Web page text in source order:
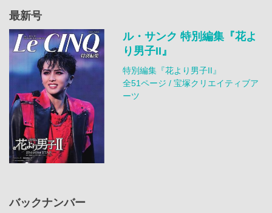
最新号
ル・サンク 特別編集『花よ
り男子II』
特別編集『花より男子II』
全51ページ / 宝塚クリエイティブア
ーツ
バックナンバー